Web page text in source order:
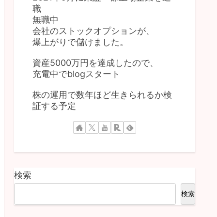
職
無職中
会社のストックオプションが、
爆上がりで儲けました。
資産5000万円を達成したので、
充電中でblogスタート
株の運用で数年ほど生きられるか検
証する予定
検索
検索